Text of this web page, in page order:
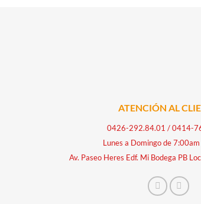
ATENCIÓN AL
0426-292.84.01 /0414-
Lunes a Domingo de
Av. Paseo Heres Edf. Mi Bodega PB